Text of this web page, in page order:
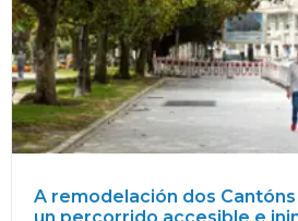
A remodelación dos